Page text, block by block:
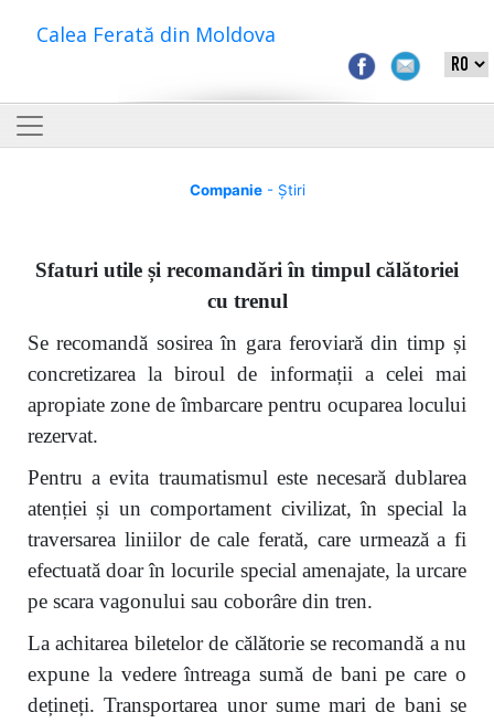
Calea Ferată din Moldova
Companie- Știri
Sfaturi utile și recomandări în timpul călătoriei
cu trenul
Se recomandă sosirea în gara feroviară din timp și
concretizarea la biroul de informații a celei mai
apropiate zone de îmbarcare pentru ocuparea locului
rezervat.
Pentru a evita traumatismul este necesară dublarea
atenției și un comportament civilizat, în special la
traversarea liniilor de cale ferată, care urmează a fi
efectuată doar în locurile special amenajate, la urcare
pe scara vagonului sau coborâre din tren.
La achitarea biletelor de călătorie se recomandă a nu
expune la vedere întreaga sumă de bani pe care o
dețineți. Transportarea unor sume mari de bani se